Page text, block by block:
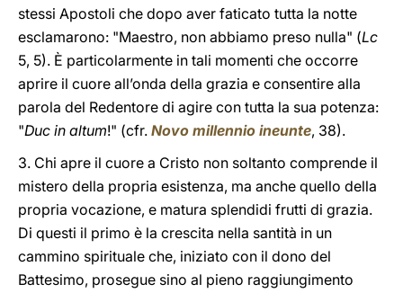
stessi Apostoli che dopo aver faticato tutta la notte
esclamarono: "Maestro, non abbiamo preso nulla" (Lc
5, 5). È particolarmente in tali momenti che occorre
aprire il cuore all’onda della grazia e consentire alla
parola del Redentore di agire con tutta la sua potenza:
"Duc in altum!" (cfr. Novo millennio ineunte, 38).
3. Chi apre il cuore a Cristo non soltanto comprende il
mistero della propria esistenza, ma anche quello della
propria vocazione, e matura splendidi frutti di grazia.
Di questi il primo è la crescita nella santità in un
cammino spirituale che, iniziato con il dono del
Battesimo, prosegue sino al pieno raggiungimento